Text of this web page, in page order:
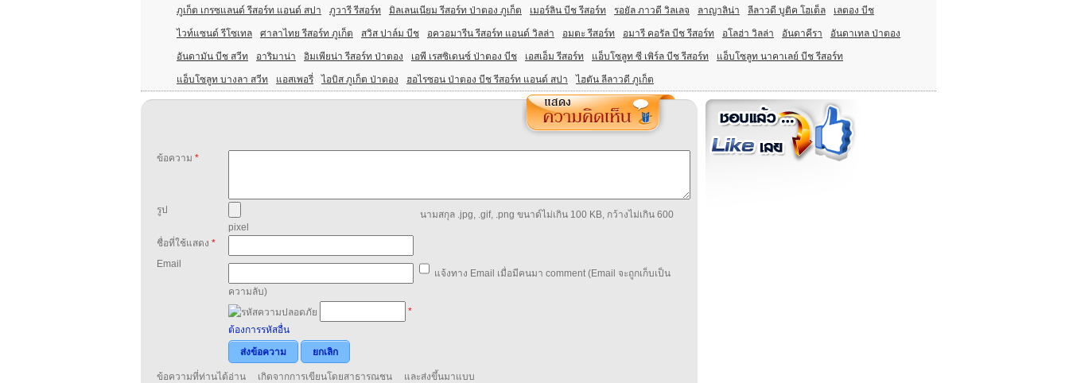
ภูเก็ต เกรซแลนด์ รีสอร์ท แอนด์ สปา ภูวารี รีสอร์ท มิลเลนเนียม รีสอร์ท ป่าตอง ภูเก็ต เมอร์ลิน บีช รีสอร์ท รอยัล ภาวดี วิลเลจ ลาญาลิน่า ลีลาวดี บูติค โฮเต็ล เลตอง บีช
ไวท์แซนด์ รีโซเทล ศาลาไทย รีสอร์ท ภูเก็ต สวิส ปาล์ม บีช อควอมารีน รีสอร์ท แอนด์ วิลล่า อมตะ รีสอร์ท อมารี คอรัล บีช รีสอร์ท อโลฮ่า วิลล่า อันดาคีรา อันดาเทล ป่าตอง
อันดามัน บีช สวีท อาริมาน่า อิมเพียน่า รีสอร์ท ป่าตอง เอพี เรสซิเดนซ์ ป่าตอง บีช เอสเอ็ม รีสอร์ท แอ็บโซลูท ซี เพิร์ล บีช รีสอร์ท แอ็บโซลูท นาคาเลย์ บีช รีสอร์ท
แอ็บโซลูท บางลา สวีท แอสเพอรี่ ไอบิส ภูเก็ต ป่าตอง ฮอไรซอน ป่าตอง บีช รีสอร์ท แอนด์ สปา ไฮตัน ลีลาวดี ภูเก็ต
ข้อความ *
รูป
นามสกุล .jpg, .gif, .png ขนาด์ไม่เกิน 100 KB, กว้างไม่เกิน 600
pixel
ชื่อที่ใช้แสดง *
Email
แจ้งทาง Email เมื่อมีคนมา comment (Email จะถูกเก็บเป็น
ความลับ)
*
ต้องการรหัสอื่น
ส่งข้อความ
ยกเลิก
ข้อความที่ท่านได้อ่าน เกิดจากการเขียนโดยสาธารณชน และส่งขึ้นมาแบบ